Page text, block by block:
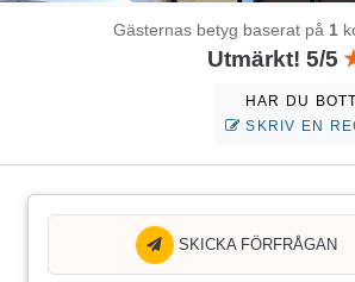
Gästernas betyg baserat på 1
Utmärkt! 5/5
HAR DU
SKRIV EN
SKICKA FÖRFRÅGAN